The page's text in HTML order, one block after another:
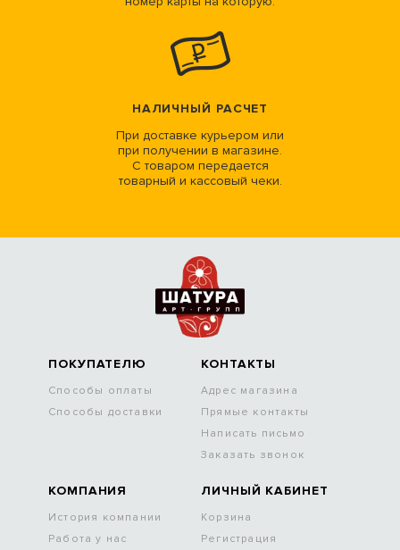
НАЛИЧНЫЙ РАСЧЕТ
При доставке курьером или
при получении в магазине.
С товаром передается
товарный и кассовый чеки.
ПОКУПАТЕЛЮ
Способы оплаты
Способы доставки
КОНТАКТЫ
Адрес магазина
Прямые контакты
Написать письмо
Заказать звонок
КОМПАНИЯ
История компании
Работа у нас
ЛИЧНЫЙ КАБИНЕТ
Корзина
Регистрация